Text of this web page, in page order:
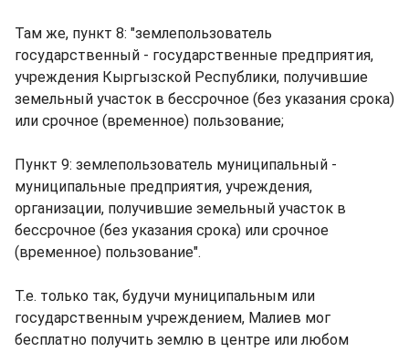
Там же, пункт 8: "землепользователь
государственный - государственные предприятия,
учреждения Кыргызской Республики, получившие
земельный участок в бессрочное (без указания срока)
или срочное (временное) пользование;
Пункт 9: землепользователь муниципальный -
муниципальные предприятия, учреждения,
организации, получившие земельный участок в
бессрочное (без указания срока) или срочное
(временное) пользование".
Т.е. только так, будучи муниципальным или
государственным учреждением, Малиев мог
бесплатно получить землю в центре или любом